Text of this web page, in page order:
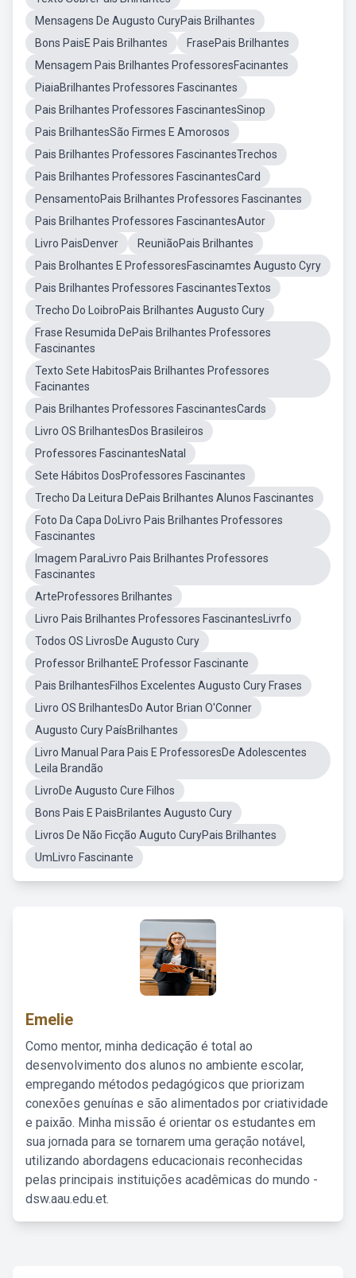
Mensagens De Augusto CuryPais Brilhantes
Bons PaisE Pais Brilhantes
FrasePais Brilhantes
Mensagem Pais Brilhantes ProfessoresFacinantes
PiaiaBrilhantes Professores Fascinantes
Pais Brilhantes Professores FascinantesSinop
Pais BrilhantesSão Firmes E Amorosos
Pais Brilhantes Professores FascinantesTrechos
Pais Brilhantes Professores FascinantesCard
PensamentoPais Brilhantes Professores Fascinantes
Pais Brilhantes Professores FascinantesAutor
Livro PaisDenver
ReuniãoPais Brilhantes
Pais Brolhantes E ProfessoresFascinamtes Augusto Cyry
Pais Brilhantes Professores FascinantesTextos
Trecho Do LoibroPais Brilhantes Augusto Cury
Frase Resumida DePais Brilhantes Professores
Fascinantes
Texto Sete HabitosPais Brilhantes Professores
Facinantes
Pais Brilhantes Professores FascinantesCards
Livro OS BrilhantesDos Brasileiros
Professores FascinantesNatal
Sete Hábitos DosProfessores Fascinantes
Trecho Da Leitura DePais Brilhantes Alunos Fascinantes
Foto Da Capa DoLivro Pais Brilhantes Professores
Fascinantes
Imagem ParaLivro Pais Brilhantes Professores
Fascinantes
ArteProfessores Brilhantes
Livro Pais Brilhantes Professores FascinantesLivrfo
Todos OS LivrosDe Augusto Cury
Professor BrilhanteE Professor Fascinante
Pais BrilhantesFilhos Excelentes Augusto Cury Frases
Livro OS BrilhantesDo Autor Brian O'Conner
Augusto Cury PaísBrilhantes
Livro Manual Para Pais E ProfessoresDe Adolescentes
Leila Brandão
LivroDe Augusto Cure Filhos
Bons Pais E PaisBrilantes Augusto Cury
Livros De Não Ficção Auguto CuryPais Brilhantes
UmLivro Fascinante
Emelie
Como mentor, minha dedicação é total ao
desenvolvimento dos alunos no ambiente escolar,
empregando métodos pedagógicos que priorizam
conexões genuínas e são alimentados por criatividade
e paixão. Minha missão é orientar os estudantes em
sua jornada para se tornarem uma geração notável,
utilizando abordagens educacionais reconhecidas
pelas principais instituições acadêmicas do mundo -
dsw.aau.edu.et.